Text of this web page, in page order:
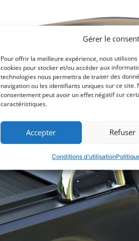
Gérer le
Pour offrir la meilleure expérience, nous
cookies pour stocker et/ou accéder aux
technologies nous permettra de traiter des
navigation ou les identifiants uniques sur ce
consentement peut avoir un effet négatif sur
caractéristiques.
Accepter Refuser
Conditions d’utilisation